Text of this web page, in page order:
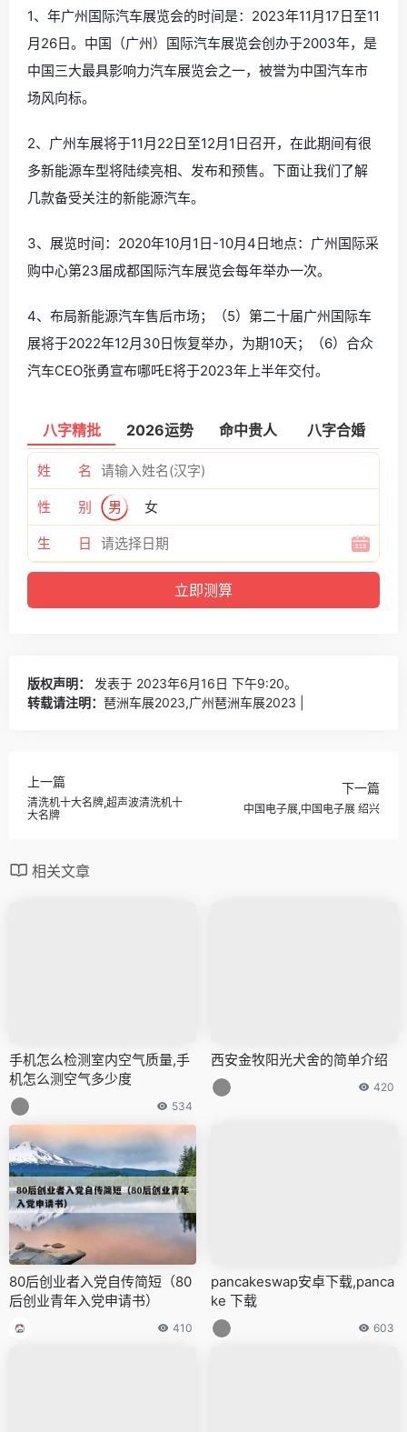
1、年广州国际汽车展览会的时间是：2023年11月17日至11
月26日。中国（广州）国际汽车展览会创办于2003年，是
中国三大最具影响力汽车展览会之一，被誉为中国汽车市
场风向标。
2、广州车展将于11月22日至12月1日召开，在此期间有很
多新能源车型将陆续亮相、发布和预售。下面让我们了解
几款备受关注的新能源汽车。
3、展览时间：2020年10月1日-10月4日地点：广州国际采
购中心第23届成都国际汽车展览会每年举办一次。
4、布局新能源汽车售后市场；（5）第二十届广州国际车
展将于2022年12月30日恢复举办，为期10天；（6）合众
汽车CEO张勇宣布哪吒E将于2023年上半年交付。
八字精批 2026运势 命中贵人 八字合婚
姓 名
性 别 男 女
生 日
版权声明：
发表于 2023年6月16日 下午9:20。
转载请注明： 琶洲车展2023,广州琶洲车展2023 |
上一篇
清洗机十大名牌,超声波清洗机十
大名牌
下一篇
中国电子展,中国电子展 绍兴
相关文章
手机怎么检测室内空气质量,手
机怎么测空气多少度
534
西安金牧阳光犬舍的简单介绍
420
80后创业者入党自传简短（80
后创业青年入党申请书）
410
pancakeswap安卓下载,panca
ke 下载
603